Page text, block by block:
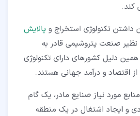
کند.
داشتن تکنولوژی استخراج و پالایش
نظیر صنعت پتروشیمی قادر به
دلیل کشورهای دارای تکنولوژی
اقتصاد و درآمد جهانی هستند.
مورد نیاز صنایع مادر، یک گام
و ایجاد اشتغال در یک منطقه